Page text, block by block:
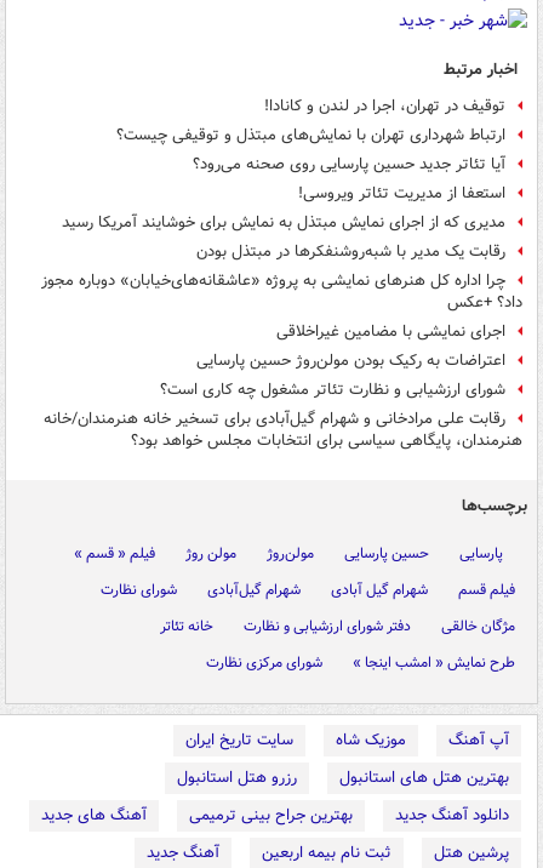
اخبار مرتبط
توقیف در تهران، اجرا در لندن و کانادا!
ارتباط شهرداری تهران با نمایش‌های مبتذل و توقیفی چیست؟
آیا تئاتر جدید حسین پارسایی روی صحنه می‌رود؟
استعفا از مدیریت تئاتر ویروسی!
مدیری که از اجرای نمایش مبتذل به نمایش برای خوشایند آمریکا رسید
رقابت یک مدیر با شبه‌روشنفکرها در مبتذل بودن
چرا اداره کل هنرهای نمایشی به پروژه «عاشقانه‌های‌خیابان» دوباره مجوز
داد؟ +عکس
اجرای نمایشی با مضامین غیراخلاقی
اعتراضات به رکیک بودن مولن‌روژ حسین پارسایی
شورای ارزشیابی و نظارت‌ تئاتر مشغول چه کاری است؟
رقابت علی مرادخانی و شهرام گیل‌آبادی برای تسخیر خانه هنرمندان/خانه
هنرمندان، پایگاهی سیاسی برای انتخابات مجلس خواهد بود؟
برچسب‌ها
پارسایی حسین پارسایی مولن‌روژ مولن روژ
فیلم « قسم »
فیلم قسم
شهرام گیل آبادی شهرام گیل‌آبادی
شورای نظارت
مژگان خالقی
دفتر شورای ارزشیابی و نظارت
خانه تئاتر
طرح نمایش « امشب اینجا »
شورای مرکزی نظارت
آپ آهنگ موزیک شاه
سایت تاریخ ایران
بهترین هتل های استانبول
رزرو هتل استانبول
دانلود آهنگ جدید
بهترین جراح بینی ترمیمی
آهنگ های جدید
پرشین هتل
ثبت نام بیمه اربعین
آهنگ جدید